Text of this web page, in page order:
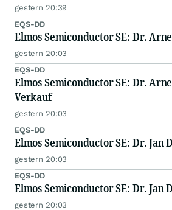
gestern 20:39
EQS-DD
Elmos Semiconductor SE: Dr.
gestern 20:03
EQS-DD
Elmos Semiconductor SE: Dr.
Verkauf
gestern 20:03
EQS-DD
Elmos Semiconductor SE: Dr. Jan
gestern 20:03
EQS-DD
Elmos Semiconductor SE: Dr. Jan
gestern 20:03